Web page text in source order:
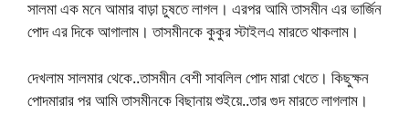
সালমা এক মনে আমার বাড়া চুষতে লাগল। এরপর আমি তাসমীন এর ভার্জিন
পোদ এর দিকে আগালাম। তাসমীনকে কুকুর স্টাইলএ মারতে থাকলাম।
দেখলাম সালমার থেকে..তাসমীন বেশী সাবলিল পোদ মারা খেতে। কিছুক্ষন
পোদমারার পর আমি তাসমীনকে বিছানায় শুইয়ে..তার গুদ মারতে লাগলাম।